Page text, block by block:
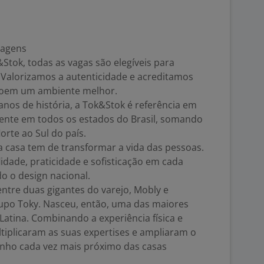
todas as vagas são elegíveis para
a autenticidade e acreditamos
um ambiente melhor.
de história, a Tok&Stok é referência em
em todos os estados do Brasil, somando
ao Sul do país.
tem de transformar a vida das pessoas.
praticidade e sofisticação em cada
o design nacional.
duas gigantes do varejo, Mobly e
Toky. Nasceu, então, uma das maiores
Combinando a experiência física e
as suas expertises e ampliaram o
cada vez mais próximo das casas